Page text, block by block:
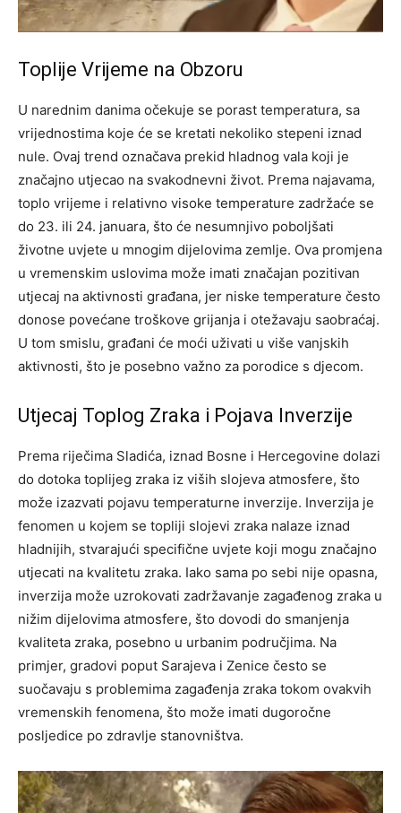
Toplije Vrijeme na Obzoru
U narednim danima očekuje se porast temperatura, sa
vrijednostima koje će se kretati nekoliko stepeni iznad
nule. Ovaj trend označava prekid hladnog vala koji je
značajno utjecao na svakodnevni život. Prema najavama,
toplo vrijeme i relativno visoke temperature zadržaće se
do 23. ili 24. januara, što će nesumnjivo poboljšati
životne uvjete u mnogim dijelovima zemlje. Ova promjena
u vremenskim uslovima može imati značajan pozitivan
utjecaj na aktivnosti građana, jer niske temperature često
donose povećane troškove grijanja i otežavaju saobraćaj.
U tom smislu, građani će moći uživati u više vanjskih
aktivnosti, što je posebno važno za porodice s djecom.
Utjecaj Toplog Zraka i Pojava Inverzije
Prema riječima Sladića, iznad Bosne i Hercegovine dolazi
do dotoka toplijeg zraka iz viših slojeva atmosfere, što
može izazvati pojavu temperaturne inverzije. Inverzija je
fenomen u kojem se topliji slojevi zraka nalaze iznad
hladnijih, stvarajući specifične uvjete koji mogu značajno
utjecati na kvalitetu zraka. Iako sama po sebi nije opasna,
inverzija može uzrokovati zadržavanje zagađenog zraka u
nižim dijelovima atmosfere, što dovodi do smanjenja
kvaliteta zraka, posebno u urbanim područjima. Na
primjer, gradovi poput Sarajeva i Zenice često se
suočavaju s problemima zagađenja zraka tokom ovakvih
vremenskih fenomena, što može imati dugoročne
posljedice po zdravlje stanovništva.